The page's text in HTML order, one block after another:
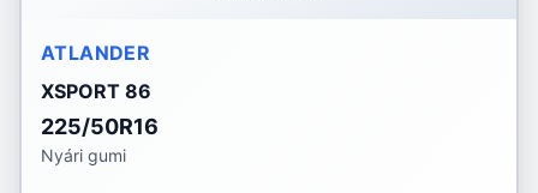
ATLANDER
XSPORT 86
225/50R16
Nyári gumi